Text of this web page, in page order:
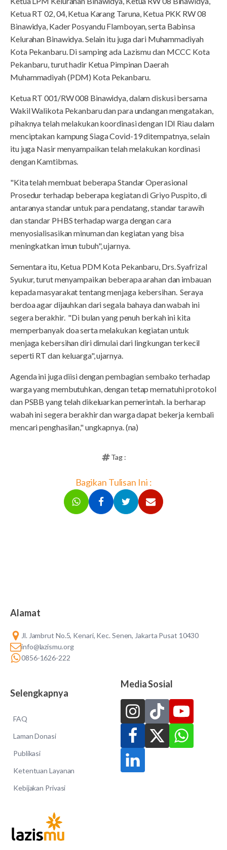
Ketua RT 02, 04, Ketua Karang Taruna, Ketua PKK RW 08
Binawidya, Kader Posyandu Flamboyan, serta Babinsa
Kelurahan Binawidya. Selain itu juga dari Muhammadiyah
Kota Pekanbaru. Di samping ada Lazismu dan MCCC Kota
Pekanbaru, turut hadir Ketua Pimpinan Daerah
Muhammadiyah (PDM) Kota Pekanbaru.
Ketua RT 001/RW 008 Binawidya, dalam diskusi bersama
Wakil Walikota Pekanbaru dan para undangan mengatakan,
pihaknya telah melakukan koordinasi dengan IDI Riau dalam
menciptakan kampung Siaga Covid-19 ditempatnya, selain
itu juga Nasir menyampaikan telah melakukan kordinasi
dengan Kamtibmas.
"Kita telah membuat beberapa Standar Operasional
Prosedur terhadap beberapa kegiatan di Griyo Puspito, di
antaranya standar untuk para pendatang, standar tarawih
dan standar PHBS terhadap warga dengan cara
menyosialisasikan minuman dan kegiatan yang bisa
meningkatkan imun tubuh", ujarnya.
Sementara itu, Ketua PDM Kota Pekanbaru, Drs. Syafrizal
Syukur, turut menyampaikan beberapa arahan dan imbauan
kepada masyarakat tentang menjaga kebersihan. Seraya
berdoa agar dijauhkan dari segala bahaya dan wabah ini
segera berakhir. "Di bulan yang penuh berkah ini kita
memperbanyak doa serta melakukan kegiatan untuk
menjaga kebersihan diri dimulai dari lingkungan terkecil
seperti RT dan keluarga", ujarnya.
Agenda ini juga diisi dengan pembagian sembako terhadap
warga yang membutuhkan, dengan tetap mematuhi protokol
dan PSBB yang telah dikeluarkan pemerintah. Ia berharap
wabah ini segera berakhir dan warga dapat bekerja kembali
mencari penghasilan," ungkapnya. (na)
Tag :
Bagikan Tulisan Ini :
Alamat
Jl. Jambrut No.5, Kenari, Kec. Senen, Jakarta Pusat 10430
info@lazismu.org
0856-1626-222
Selengkapnya
FAQ
Laman Donasi
Publikasi
Ketentuan Layanan
Kebijakan Privasi
Media Sosial